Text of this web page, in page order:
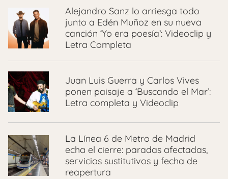
Alejandro Sanz lo arriesga todo
junto a Edén Muñoz en su nueva
canción ‘Yo era poesía’: Videoclip y
Letra Completa
Juan Luis Guerra y Carlos Vives
ponen paisaje a ‘Buscando el Mar’:
Letra completa y Videoclip
La Línea 6 de Metro de Madrid
echa el cierre: paradas afectadas,
servicios sustitutivos y fecha de
reapertura